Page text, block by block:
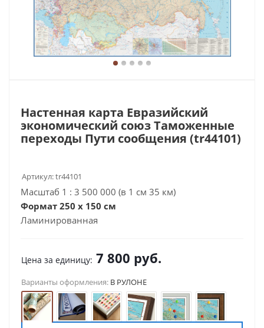
Настенная карта Евразийский
экономический союз Таможенные
переходы Пути сообщения (tr44101)
Артикул:tr44101
Масштаб 1 : 3 500 000 (в 1 см 35 км)
Формат 250 х 150 см
Ламинированная
Цена за единицу: 7 800 руб.
Варианты оформления: В РУЛОНЕ